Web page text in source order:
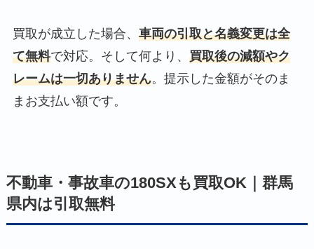
買取が成立した場合、 車両の引取と名義変更は全
て無料で対応。そして何より、 買取後の減額やク
レームは一切ありません。提示した金額がそのま
まお支払い額です。
不動車・事故車の180SXも買取OK｜群馬
県内は引取無料